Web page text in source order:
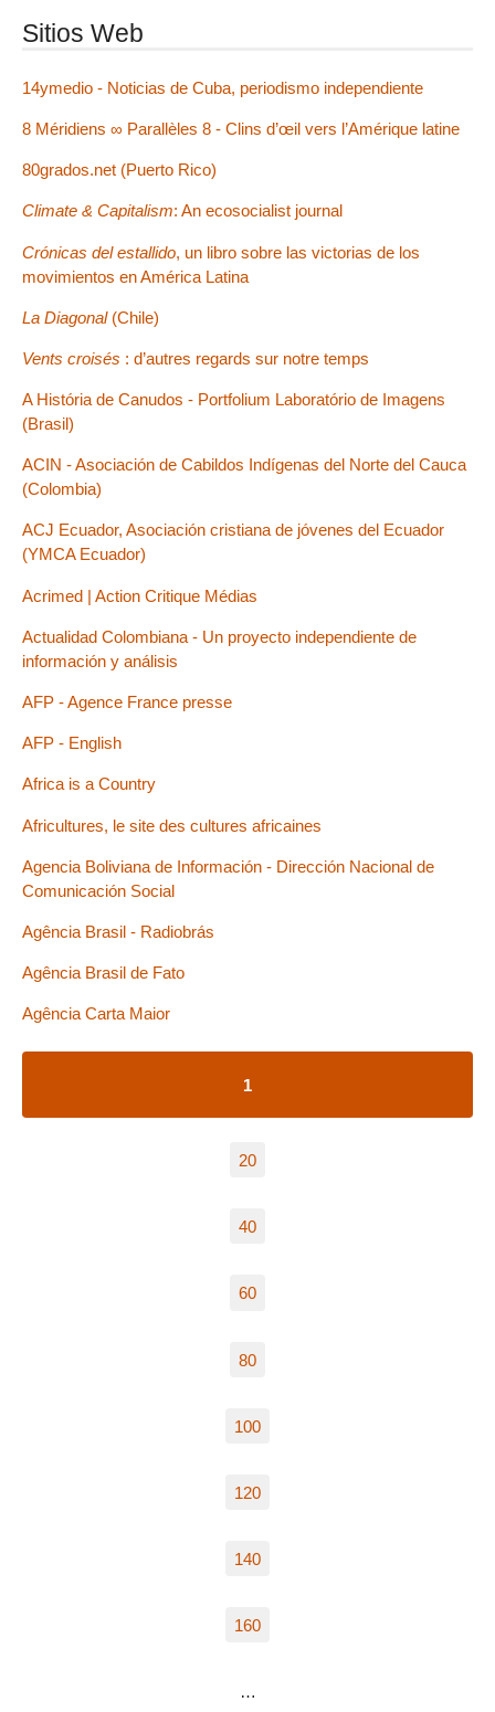
Sitios Web
14ymedio - Noticias de Cuba, periodismo independiente
8 Méridiens ∞ Parallèles 8 - Clins d’œil vers l’Amérique latine
80grados.net (Puerto Rico)
Climate & Capitalism: An ecosocialist journal
Crónicas del estallido, un libro sobre las victorias de los
movimientos en América Latina
La Diagonal(Chile)
Vents croisés : d’autres regards sur notre temps
A História de Canudos - Portfolium Laboratório de Imagens
(Brasil)
ACIN - Asociación de Cabildos Indígenas del Norte del Cauca
(Colombia)
ACJ Ecuador, Asociación cristiana de jóvenes del Ecuador
(YMCA Ecuador)
Acrimed | Action Critique Médias
Actualidad Colombiana - Un proyecto independiente de
información y análisis
AFP - Agence France presse
AFP - English
Africa is a Country
Africultures, le site des cultures africaines
Agencia Boliviana de Información - Dirección Nacional de
Comunicación Social
Agência Brasil - Radiobrás
Agência Brasil de Fato
Agência Carta Maior
1
20
40
60
80
100
120
140
160
…